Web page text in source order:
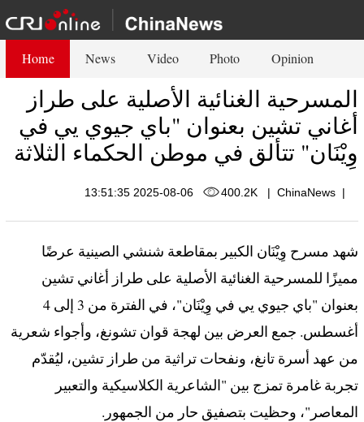
Home News Video Photo Opinion
المسرحية الغنائية الأصلية على طراز
أغاني تشين بعنوان "باي جيوي يي في
وِيْنَان" تتألق في موطن الحكماء الثلاثة
|
ChinaNews
|
2025-08-06 13:51:35 400.2K
شهد مسرح وِيْنَان الكبير بمقاطعة شنشي الصينية عرضًا
مميزًا للمسرحية الغنائية الأصلية على طراز أغاني تشين
بعنوان "باي جيوي يي في وِيْنَان"، في الفترة من 3 إلى 4
أغسطس. جمع العرض بين لهجة قوان تشونغ، وأجواء شعرية
من عهد أسرة تانغ، ونفحات تراثية من طراز تشين، ليُقدّم
تجربة غامرة تمزج بين "الشاعرية الكلاسيكية والتعبير
المعاصر"، وحظيت بتصفيق حار من الجمهور.